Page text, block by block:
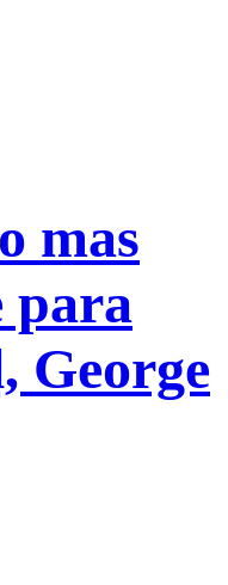
mas
para
George